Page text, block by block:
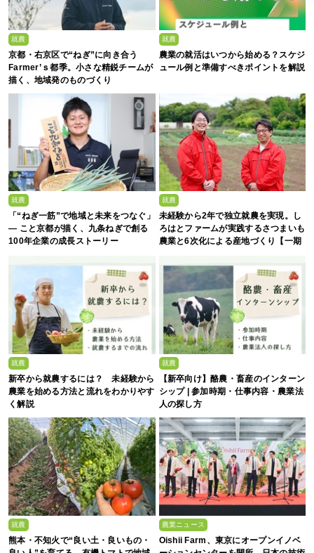
就農
京都・右京区で“ねぎ”に向き合う
Farmer’ｓ都季。小さな精鋭チームが
描く、地域発のものづくり
就農
農業の就活はいつから始める？スケジ
ュール例と準備すべきポイントを解説
就農
「“ねぎ一筋”で地域と未来をつなぐ」
— こと京都が描く、九条ねぎで創る
100年企業の成長ストーリー
就農
未経験から2年で独立就農を実現。し
ろはとファームが実践するさつまいも
農業と6次化による産地づくり【一期
就農
新卒から就農するには？ 未経験から
農業を始める方法と流れをわかりやす
く解説
就農
【新卒向け】酪農・畜産のインターン
シップ | 参加時期・仕事内容・農業法
人の探し方
就農
熊本・不知火で“良い土・良いもの・
農業ニュース
Oishii Farm、東京にオープンイノベ